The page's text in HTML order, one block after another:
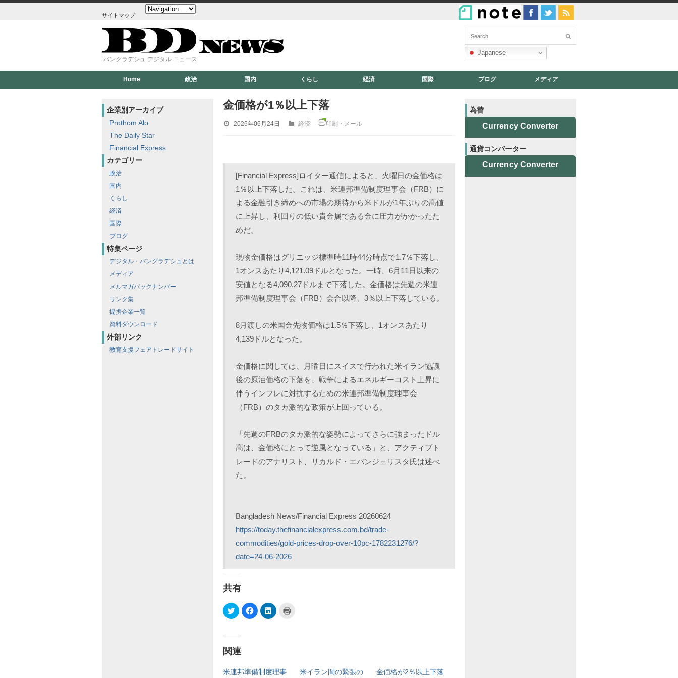
サイトマップ
バングラデシュ デジタル ニュース
Japanese
Home 政治 国内 くらし 経済 国際 ブログ メディア
企業別アーカイブ
Prothom Alo
The Daily Star
Financial Express
カテゴリー
政治
国内
くらし
経済
国際
ブログ
特集ページ
デジタル・バングラデシュとは
メディア
メルマガバックナンバー
リンク集
提携企業一覧
資料ダウンロード
外部リンク
教育支援フェアトレードサイト
金価格が1％以上下落
2026年06月24日 経済 印刷・メール
[Financial Express]ロイター通信によると、火曜日の金価格は
1％以上下落した。これは、米連邦準備制度理事会（FRB）に
よる金融引き締めへの市場の期待から米ドルが1年ぶりの高値
に上昇し、利回りの低い貴金属である金に圧力がかかったた
めだ。
現物金価格はグリニッジ標準時11時44分時点で1.7％下落し、
1オンスあたり4,121.09ドルとなった。一時、6月11日以来の
安値となる4,090.27ドルまで下落した。金価格は先週の米連
邦準備制度理事会（FRB）会合以降、3％以上下落している。
8月渡しの米国金先物価格は1.5％下落し、1オンスあたり
4,139ドルとなった。
金価格に関しては、月曜日にスイスで行われた米イラン協議
後の原油価格の下落を、戦争によるエネルギーコスト上昇に
伴うインフレに対抗するための米連邦準備制度理事会
（FRB）のタカ派的な政策が上回っている。
「先週のFRBのタカ派的な姿勢によってさらに強まったドル
高は、金価格にとって逆風となっている」と、アクティブト
レードのアナリスト、リカルド・エバンジェリスタ氏は述べ
た。
Bangladesh News/Financial Express 20260624
https://today.thefinancialexpress.com.bd/trade-
commodities/gold-prices-drop-over-10pc-1782231276/?
date=24-06-2026
共有
ク
リ
T
w
t
e
F
a
有
す
ク
リ
e
d
関連
米連邦準備制度理事 米イラン間の緊張の 金価格が2％以上下落
為替
Currency Converter
通貨コンバーター
Currency Converter